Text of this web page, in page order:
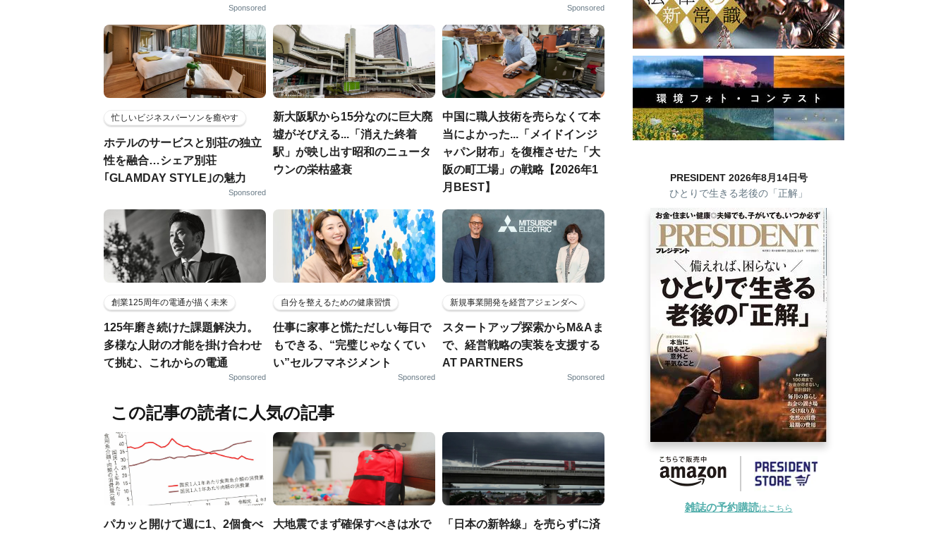
Sponsored Sponsored
忙しいビジネスパーソンを癒やす
ホテルのサービスと別荘の独立
性を融合…シェア別荘
｢GLAMDAY STYLE｣の魅力
Sponsored
新大阪駅から15分なのに巨大廃
墟がそびえる...「消えた終着
駅」が映し出す昭和のニュータ
ウンの栄枯盛衰
中国に職人技術を売らなくて本
当によかった...「メイドインジ
ャパン財布」を復権させた「大
阪の町工場」の戦略【2026年1
月BEST】
創業125周年の電通が描く未来
125年磨き続けた課題解決力。
多様な人財の才能を掛け合わせ
て挑む、これからの電通
Sponsored
自分を整えるための健康習慣
仕事に家事と慌ただしい毎日で
もできる、“完璧じゃなくてい
い”セルフマネジメント
Sponsored
新規事業開発を経営アジェンダへ
スタートアップ探索からM&Aま
で、経営戦略の実装を支援する
AT PARTNERS
Sponsored
この記事の読者に人気の記事
パカッと開けて週に1、2個食べ
大地震でまず確保すべきは水で
「日本の新幹線」を売らずに済
PRESIDENT 2026年8月14日号
ひとりで生きる老後の「正解」
雑誌の予約購読はこちら